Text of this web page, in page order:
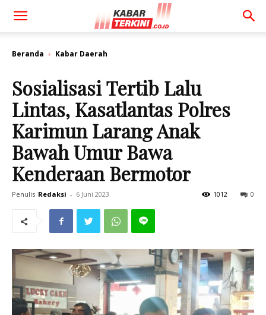
Beranda Kabar Daerah
Sosialisasi Tertib Lalu
Lintas, Kasatlantas Polres
Karimun Larang Anak
Bawah Umur Bawa
Kenderaan Bermotor
Penulis Redaksi - 6 Juni 2023 0
1012